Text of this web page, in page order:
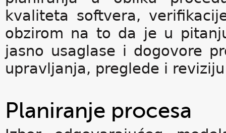
kvaliteta softvera,
obzirom na to da je u
jasno usaglase i dogovore
upravljanja, preglede i
Planiranje procesa